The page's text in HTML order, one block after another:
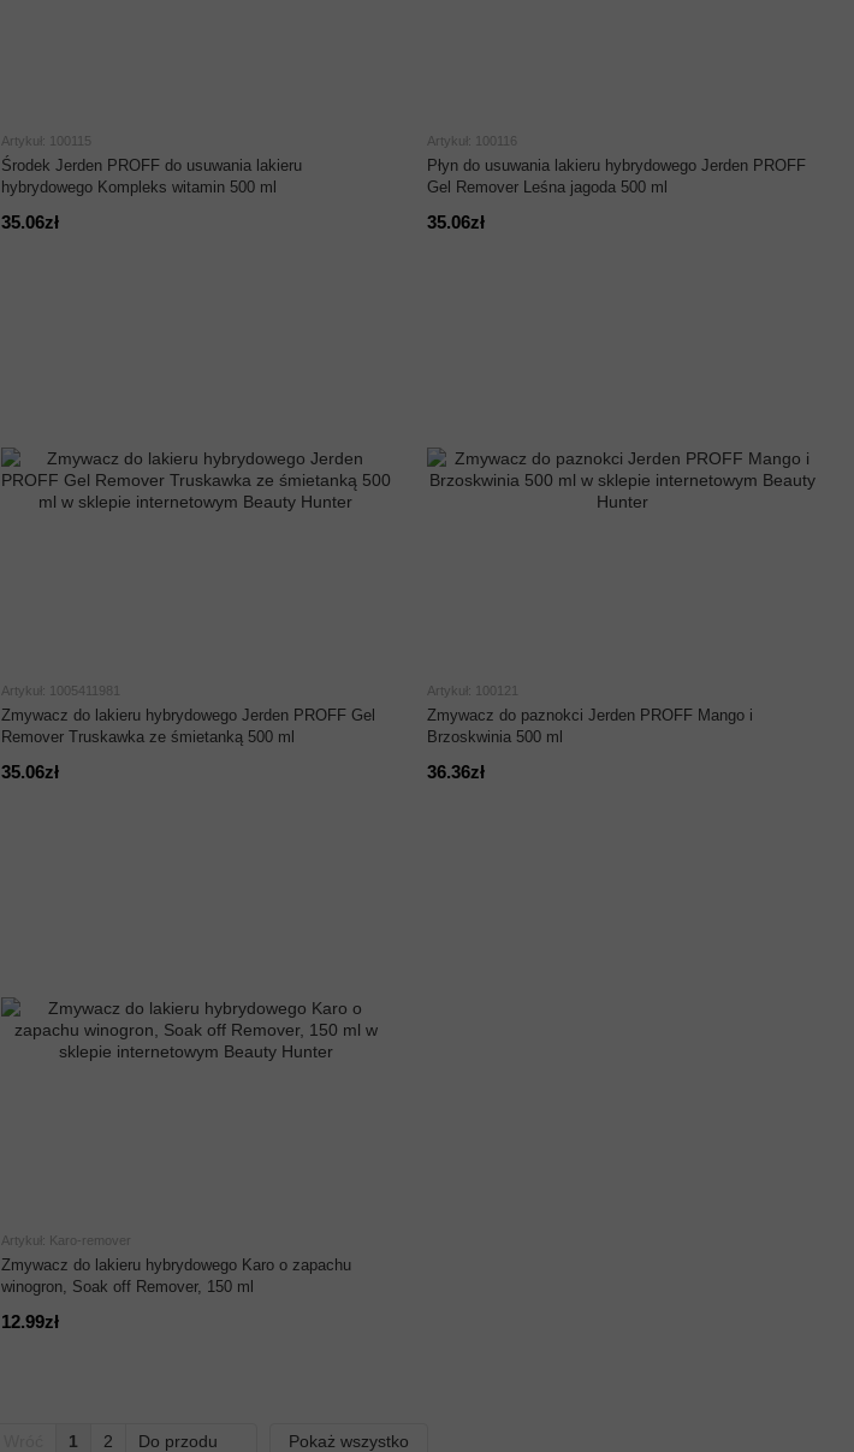
Artykuł: 100115
Środek Jerden PROFF do usuwania lakieru
hybrydowego Kompleks witamin 500 ml
35.06zł
Artykuł: 100116
Płyn do usuwania lakieru hybrydowego Jerden PROFF
Gel Remover Leśna jagoda 500 ml
35.06zł
Artykuł: 1005411981
Zmywacz do lakieru hybrydowego Jerden PROFF Gel
Remover Truskawka ze śmietanką 500 ml
35.06zł
Artykuł: 100121
Zmywacz do paznokci Jerden PROFF Mango i
Brzoskwinia 500 ml
36.36zł
Artykuł: Karo-remover
Zmywacz do lakieru hybrydowego Karo o zapachu
winogron, Soak off Remover, 150 ml
12.99zł
1 2 Do przodu Pokaż wszystko